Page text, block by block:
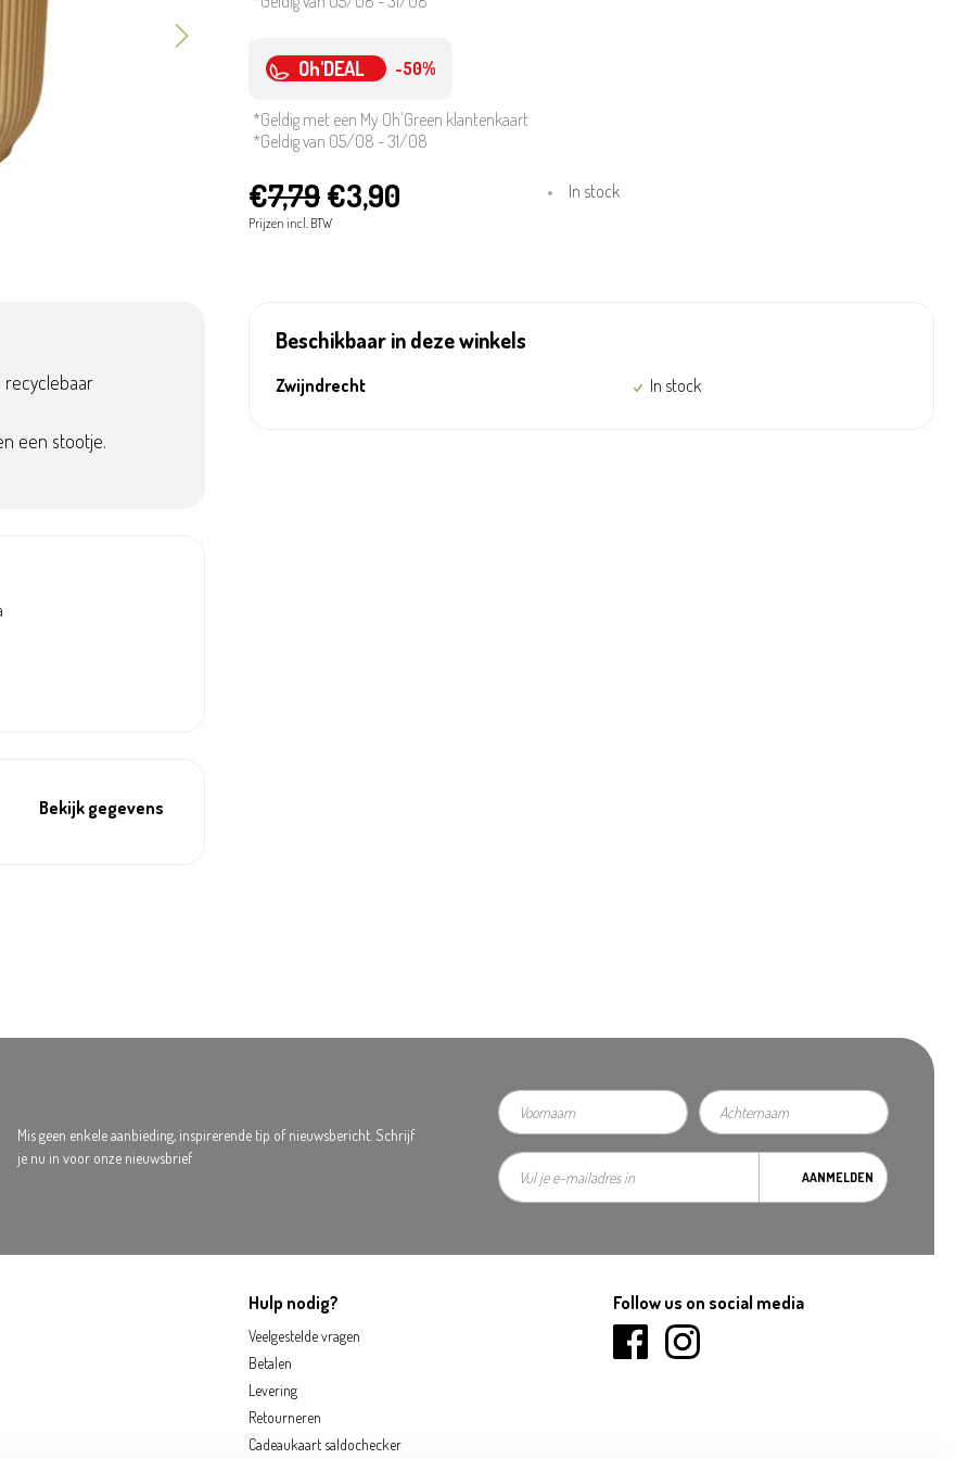
Oh'DEAL -50%
*Geldig met een My Oh'Green klantenkaart
*Geldig van 05/08 - 31/08
€7,79€3,90
Prijzen incl. BTW
In stock
recyclebaar
een stootje.
Bekijk gegevens
Beschikbaar in deze winkels
Zwijndrecht In stock
Mis geen enkele aanbieding, inspirerende tip of nieuwsbericht. Schrijf
je nu in voor onze nieuwsbrief
AANMELDEN
Hulp nodig?
Veelgestelde vragen
Betalen
Levering
Retourneren
Cadeaukaart saldochecker
Follow us on social media